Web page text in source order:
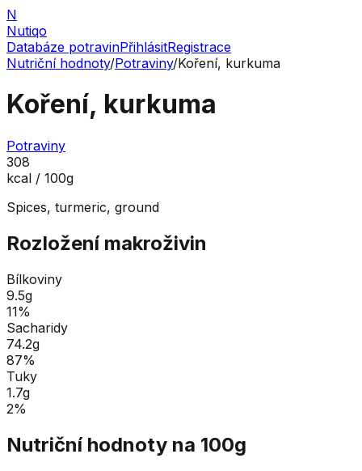
N
Nutiqo
Databáze potravinPřihlásitRegistrace
Nutriční hodnoty/Potraviny/Koření, kurkuma
Koření, kurkuma
Potraviny
308
kcal / 100g
Spices, turmeric, ground
Rozložení makroživin
Bílkoviny
9.5g
11%
Sacharidy
74.2g
87%
Tuky
1.7g
2%
Nutriční hodnoty na 100g